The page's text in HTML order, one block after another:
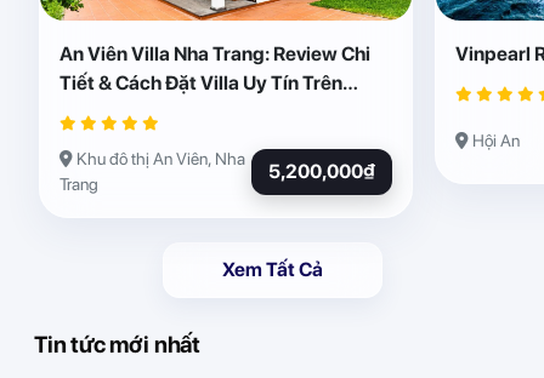
An Viên Villa Nha Trang: Review Chi
Tiết & Cách Đặt Villa Uy Tín Trên
Abogo
Khu đô thị An Viên, Nha
Trang
5,200,000₫
Vinpearl
Hội An
Xem Tất Cả
Tin tức mới nhất